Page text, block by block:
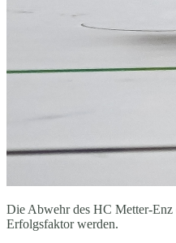
Die Abwehr des HC Metter-
Erfolgsfaktor werden.